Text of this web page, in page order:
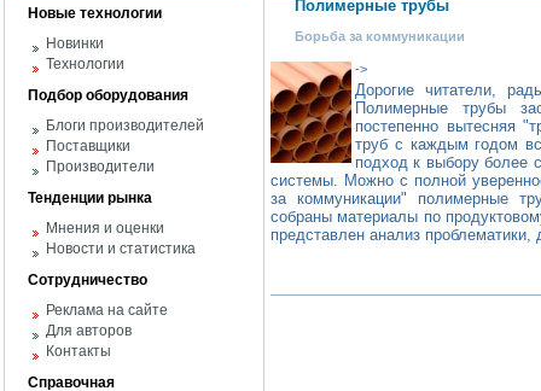
Новые технологии
Новинки
Технологии
Подбор оборудования
Блоги производителей
Поставщики
Производители
Тенденции рынка
Мнения и оценки
Новости и статистика
Сотрудничество
Реклама на сайте
Для авторов
Контакты
Справочная
Полимерные трубы
Борьба за коммуникации
->
Дорогие читатели,
Полимерные трубы
постепенно вытесняя
труб с каждым годом
подход к выбору более
системы. Можно с полной
за коммуникации" полимерные
собраны материалы по
представлен анализ